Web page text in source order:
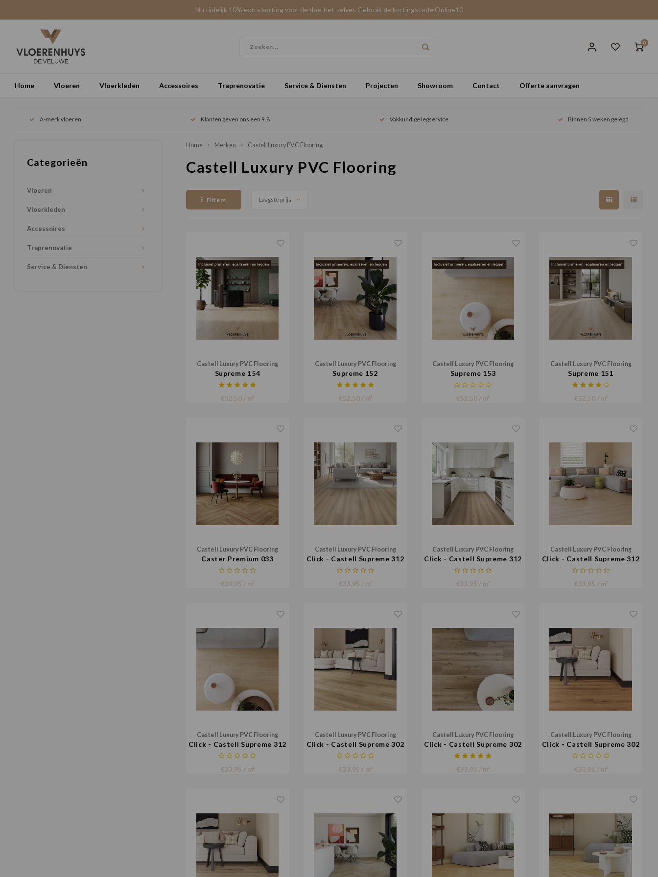
Nu tijdelijk 10% extra korting voor de doe-het-zelver. Gebruik de kortingscode Online10
0
Home Vloeren Vloerkleden Accessoires Traprenovatie Service & Diensten Projecten Showroom Contact Offerte aanvragen
A-merk vloeren Klanten geven ons een 9.8 Vakkundige legservice Binnen 5 weken gelegd
Categorieën
Vloeren
Vloerkleden
Accessoires
Traprenovatie
Service & Diensten
Home Merken Castell Luxury PVC Flooring
Castell Luxury PVC Flooring
Filters Laagste prijs
Castell Luxury PVC Flooring
Supreme 154
€52,50 / m²
Castell Luxury PVC Flooring
Supreme 152
€52,50 / m²
Castell Luxury PVC Flooring
Supreme 153
€52,50 / m²
Castell Luxury PVC Flooring
Supreme 151
€52,50 / m²
Castell Luxury PVC Flooring
Caster Premium 033
€39,95 / m²
Castell Luxury PVC Flooring
Click - Castell Supreme 312
054
€33,95 / m²
Castell Luxury PVC Flooring
Click - Castell Supreme 312
052
€33,95 / m²
Castell Luxury PVC Flooring
Click - Castell Supreme 312
051
€33,95 / m²
Castell Luxury PVC Flooring
Click - Castell Supreme 312
053
€33,95 / m²
Castell Luxury PVC Flooring
Click - Castell Supreme 302
004
€33,95 / m²
Castell Luxury PVC Flooring
Click - Castell Supreme 302
001
€33,95 / m²
Castell Luxury PVC Flooring
Click - Castell Supreme 302
002
€33,95 / m²